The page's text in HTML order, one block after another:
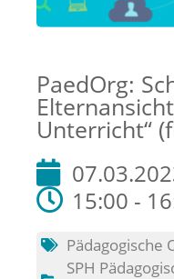
PaedOrg:
Unterricht“
15:00 -
Pädagogische
SPH